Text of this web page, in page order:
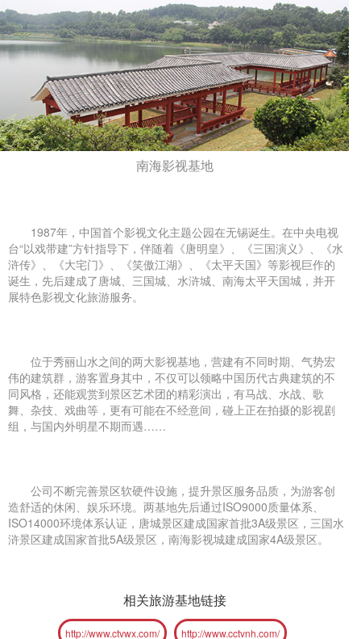
南海影视基地
1987年，中国首个影视文化主题公园在无锡诞生。在中央电视
台“以戏带建”方针指导下，伴随着《唐明皇》、《三国演义》、《水
浒传》、《大宅门》、《笑傲江湖》、《太平天国》等影视巨作的
诞生，先后建成了唐城、三国城、水浒城、南海太平天国城，并开
展特色影视文化旅游服务。
位于秀丽山水之间的两大影视基地，营建有不同时期、气势宏
伟的建筑群，游客置身其中，不仅可以领略中国历代古典建筑的不
同风格，还能观赏到景区艺术团的精彩演出，有马战、水战、歌
舞、杂技、戏曲等，更有可能在不经意间，碰上正在拍摄的影视剧
组，与国内外明星不期而遇……
公司不断完善景区软硬件设施，提升景区服务品质，为游客创
造舒适的休闲、娱乐环境。两基地先后通过ISO9000质量体系、
ISO14000环境体系认证，唐城景区建成国家首批3A级景区，三国水
浒景区建成国家首批5A级景区，南海影视城建成国家4A级景区。
相关旅游基地链接
http://www.ctvwx.com/ http://www.cctvnh.com/